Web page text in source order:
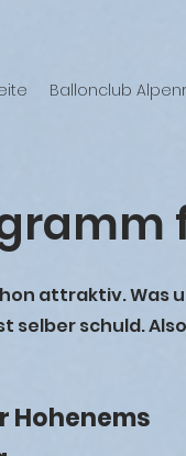
Ballonclub
attraktiv.
selber schuld.
Hohenems